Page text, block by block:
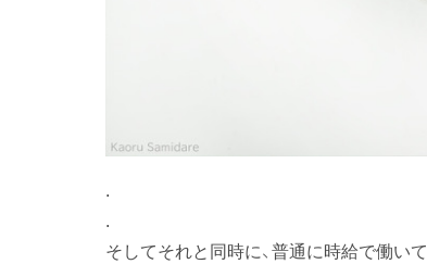
.
.
そしてそれと同時に、普通に時給で働い